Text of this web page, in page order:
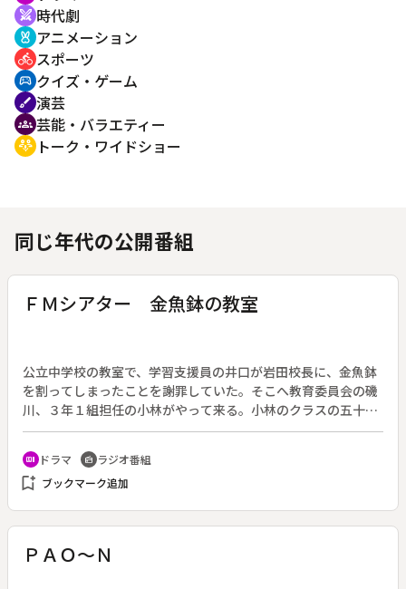
swords 時代劇
cruelty_free アニメーション
directions_bike スポーツ
sports_esports クイズ・ゲーム
brush 演芸
groups 芸能・バラエティー
adaptive_audio_mic トーク・ワイドショー
同じ年代の公開番組
ＦＭシアター 金魚鉢の教室
公立中学校の教室で、学習支援員の井口が岩田校長に、金魚鉢
を割ってしまったことを謝罪していた。そこへ教育委員会の磯
川、３年１組担任の小林がやって来る。小林のクラスの五十嵐
聡太の保護者から、聡太の怪我について教育委員会にクレーム
が来たのだ。聡太は井口が担当している特別教室「オアシス」
に通っていた。母親は慰謝料を要求しているという。報告書を
まとめる磯川が井口に聞き取りをしながら“現場検証”し、４人
上、金魚鉢をめぐって議論は迷走していく。やがて彼らは、あ
千円と引き換えに重い責任を背負いこむことになった学習支援
recent_actors ドラマ radio ラジオ番組
bookmark_add ブックマーク追加
ＰＡＯ～Ｎ